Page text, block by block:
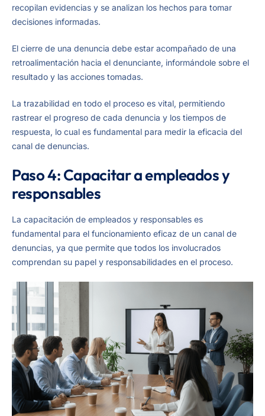
recopilan evidencias y se analizan los hechos para tomar
decisiones informadas.
El cierre de una denuncia debe estar acompañado de una
retroalimentación hacia el denunciante, informándole sobre el
resultado y las acciones tomadas.
La trazabilidad en todo el proceso es vital, permitiendo
rastrear el progreso de cada denuncia y los tiempos de
respuesta, lo cual es fundamental para medir la eficacia del
canal de denuncias.
Paso 4: Capacitar a empleados y
responsables
La capacitación de empleados y responsables es
fundamental para el funcionamiento eficaz de un canal de
denuncias, ya que permite que todos los involucrados
comprendan su papel y responsabilidades en el proceso.